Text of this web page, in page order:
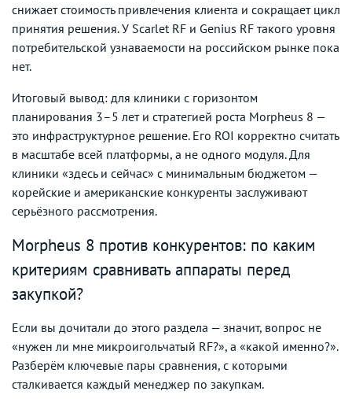
снижает стоимость привлечения клиента и сокращает цикл
принятия решения. У Scarlet RF и Genius RF такого уровня
потребительской узнаваемости на российском рынке пока
нет.
Итоговый вывод: для клиники с горизонтом
планирования 3–5 лет и стратегией роста Morpheus 8 —
это инфраструктурное решение. Его ROI корректно считать
в масштабе всей платформы, а не одного модуля. Для
клиники «здесь и сейчас» с минимальным бюджетом —
корейские и американские конкуренты заслуживают
серьёзного рассмотрения.
Morpheus 8 против конкурентов: по каким
критериям сравнивать аппараты перед
закупкой?
Если вы дочитали до этого раздела — значит, вопрос не
«нужен ли мне микроигольчатый RF?», а «какой именно?».
Разберём ключевые пары сравнения, с которыми
сталкивается каждый менеджер по закупкам.